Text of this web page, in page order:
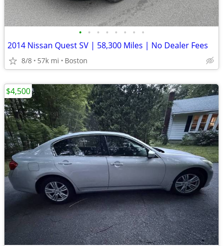
• • • • • • • •
2014 Nissan Quest SV | 58,300 Miles | No Dealer Fees
8/8 57k mi Boston
$4,500